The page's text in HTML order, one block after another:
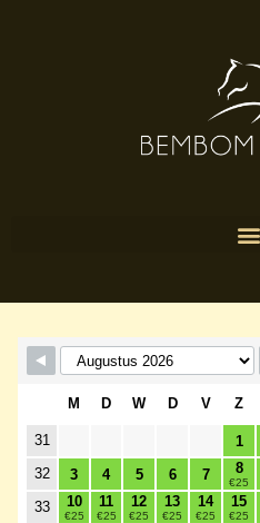
Skip boekingsformulier
M D W D V Z
31 1
32
3 4 5 6 7 8
€25
33 10
€25
11
€25
12
€25
13
€25
14
€25
15
€25